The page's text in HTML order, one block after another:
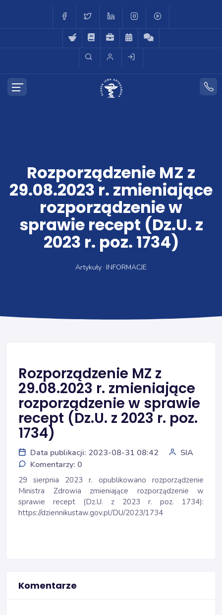
Rozporządzenie MZ z
29.08.2023 r. zmieniające
rozporządzenie w
sprawie recept (Dz.U. z
2023 r. poz. 1734)
Artykuły INFORMACJE
Rozporządzenie MZ z
29.08.2023 r. zmieniające
rozporządzenie w sprawie
recept (Dz.U. z 2023 r. poz.
1734)
Data publikacji: 2023-08-31 08:42
SIA
Komentarzy: 0
29 sierpnia 2023 r. opublikowano rozporządzenie
Ministra Zdrowia zmieniające rozporządzenie w
sprawie recept (Dz.U. z 2023 r. poz. 1734):
https://dziennikustaw.gov.pl/DU/2023/1734
Komentarze